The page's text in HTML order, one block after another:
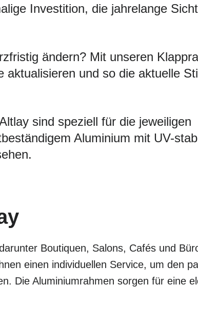
Investition, die jahrelange
ändern? Mit unseren
und so die aktuelle
sind speziell für die jeweiligen
Aluminium mit UV-
Boutiquen, Salons, Cafés und
einen individuellen Service, um den
Die Aluminiumrahmen sorgen für eine